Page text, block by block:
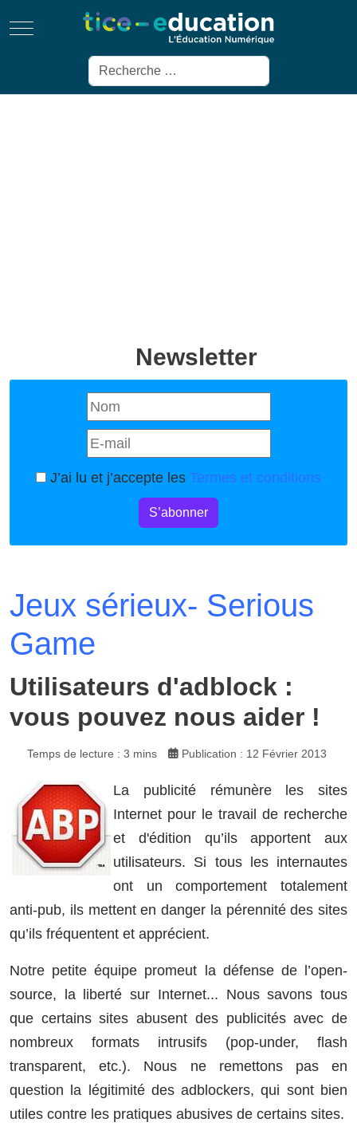
Mobile Menu Toggle
Rechercher
Newsletter
J’ai lu et j’accepte les Termes et conditions
S’abonner
Jeux sérieux- Serious
Game
Utilisateurs d'adblock :
vous pouvez nous aider !
Temps de lecture : 3 mins Publication : 12 Février 2013
La publicité rémunère les sites
Internet pour le travail de recherche
et d'édition qu’ils apportent aux
utilisateurs. Si tous les internautes
ont un comportement totalement
anti-pub, ils mettent en danger la pérennité des sites
qu’ils fréquentent et apprécient.
Notre petite équipe promeut la défense de l’open-
source, la liberté sur Internet... Nous savons tous
que certains sites abusent des publicités avec de
nombreux formats intrusifs (pop-under, flash
transparent, etc.). Nous ne remettons pas en
question la légitimité des adblockers, qui sont bien
utiles contre les pratiques abusives de certains sites.